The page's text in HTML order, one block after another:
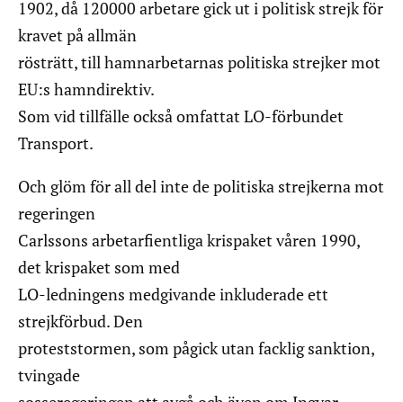
1902, då 120000 arbetare gick ut i politisk strejk för
kravet på allmän
rösträtt, till hamnarbetarnas politiska strejker mot
EU:s hamndirektiv.
Som vid tillfälle också omfattat LO-förbundet
Transport.
Och glöm för all del inte de politiska strejkerna mot
regeringen
Carlssons arbetarfientliga krispaket våren 1990,
det krispaket som med
LO-ledningens medgivande inkluderade ett
strejkförbud. Den
proteststormen, som pågick utan facklig sanktion,
tvingade